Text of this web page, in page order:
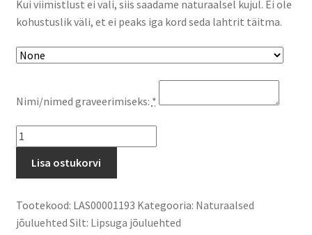
Kui viimistlust ei vali, siis saadame naturaalsel kujul. Ei ole
kohustuslik väli, et ei peaks iga kord seda lahtrit täitma.
Nimi/nimed graveerimiseks: *
Puidust
lipsuga
jõuluehe
2
kogus
Lisa ostukorvi
Tootekood: LAS00001193 Kategooria: Naturaalsed
jõuluehted Silt: Lipsuga jõuluehted